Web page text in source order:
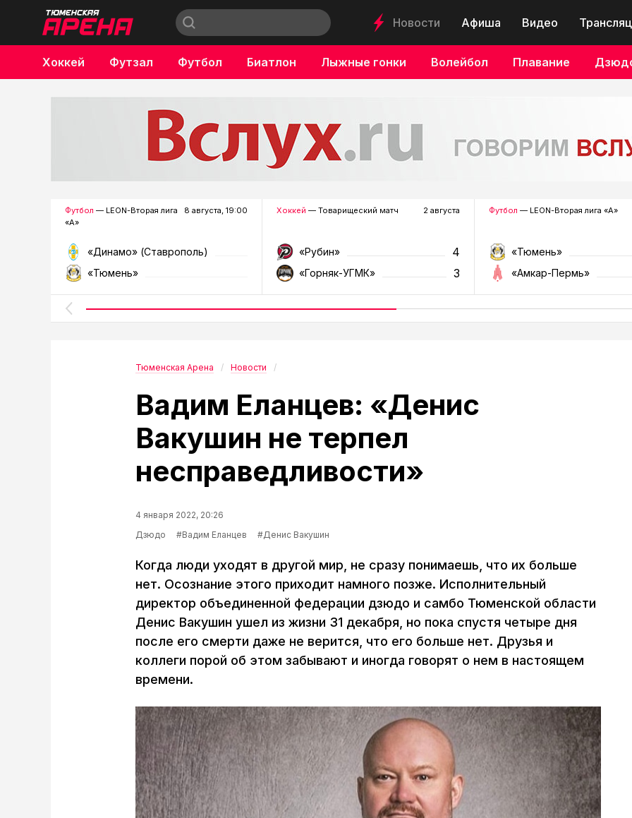
Новости Афиша Видео
Хоккей Футзал Футбол Биатлон Лыжные гонки Волейбол Плавание
Бокс
Футбол — LEON-Вторая лига
«А»
8 августа, 19:00
«Динамо» (Ставрополь)
«Тюмень»
Хоккей — Товарищеский матч 2 августа
«Рубин» 4
«Горняк-УГМК» 3
Футбол — LEON-Вторая лига «А»
«Тюмень»
«Амкар-Пермь»
Тюменская Арена Новости
Вадим Еланцев: «Денис
Вакушин не терпел
несправедливости»
4 января 2022, 20:26
Дзюдо
#Вадим Еланцев #Денис Вакушин
Когда люди уходят в другой мир, не сразу понимаешь, что их больше
нет. Осознание этого приходит намного позже. Исполнительный
директор объединенной федерации дзюдо и самбо Тюменской области
Денис Вакушин ушел из жизни 31 декабря, но пока спустя четыре дня
после его смерти даже не верится, что его больше нет. Друзья и
коллеги порой об этом забывают и иногда говорят о нем в настоящем
времени.